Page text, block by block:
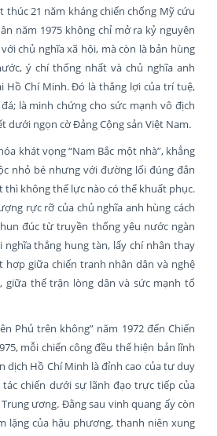
21 năm kháng chiến chống Mỹ cứu
năm 1975 không chỉ mở ra kỷ nguyên
chủ nghĩa xã hội, mà còn là bản hùng
ý chí thống nhất và chủ nghĩa anh
Hồ Chí Minh. Đó là thắng lợi của trí tuệ,
là minh chứng cho sức mạnh vô địch
dưới ngọn cờ Đảng Cộng sản Việt Nam.
khát vọng “Nam Bắc một nhà”, khẳng
nhỏ bé nhưng với đường lối đúng đắn
thì không thế lực nào có thể khuất phục.
rực rỡ của chủ nghĩa anh hùng cách
đúc từ truyền thống yêu nước ngàn
thắng hung tàn, lấy chí nhân thay
hợp giữa chiến tranh nhân dân và nghệ
giữa thế trận lòng dân và sức mạnh tổ
Phủ trên không” năm 1972 đến Chiến
mỗi chiến công đều thể hiện bản lĩnh
dịch Hồ Chí Minh là đỉnh cao của tư duy
chiến dưới sự lãnh đạo trực tiếp của
ương. Đằng sau vinh quang ấy còn
lặng của hậu phương, thanh niên xung